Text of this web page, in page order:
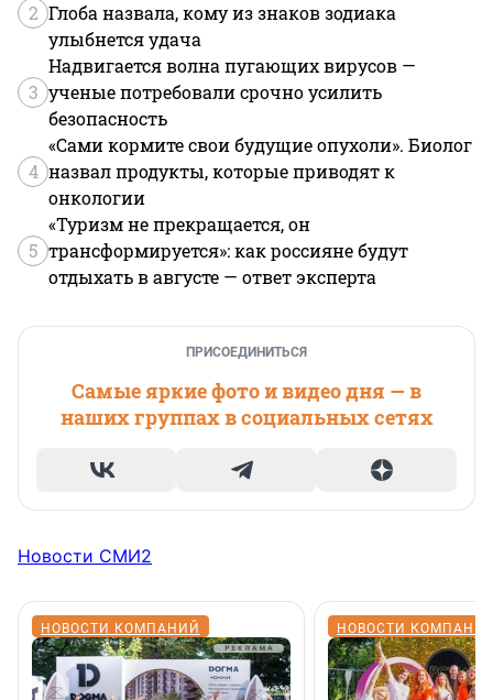
2 Глоба назвала, кому из знаков зодиака
улыбнется удача
3
Надвигается волна пугающих вирусов —
ученые потребовали срочно усилить
безопасность
4
«Сами кормите свои будущие опухоли». Биолог
назвал продукты, которые приводят к
онкологии
5
«Туризм не прекращается, он
трансформируется»: как россияне будут
отдыхать в августе — ответ эксперта
ПРИСОЕДИНИТЬСЯ
Самые яркие фото и видео дня — в
наших группах в социальных сетях
Новости СМИ2
НОВОСТИ КОМПАНИЙ НОВОСТИ